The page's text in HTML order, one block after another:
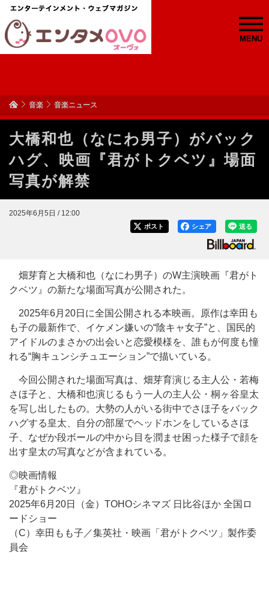
MENU
音楽 音楽ニュース
大橋和也（なにわ男子）がバック
ハグ、映画『君がトクベツ』場面
写真が解禁
2025年6月5日 / 12:00
送る
シェア
ポスト
畑芽育と大橋和也（なにわ男子）のW主演映画『君がト
クベツ』の新たな場面写真が公開された。
2025年6月20日に全国公開される本映画。原作は幸田も
も子の最新作で、イケメン嫌いの“陰キャ女子”と、国民的
アイドルのまさかの出会いと恋愛模様を、誰もが何度も憧
れる“胸キュンシチュエーション”で描いている。
今回公開された場面写真は、畑芽育演じる主人公・若梅
さほ子と、大橋和也演じるもう一人の主人公・桐ヶ谷皇太
を写し出したもの。大勢の人がいる街中でさほ子をバック
ハグする皇太、自分の部屋でヘッドホンをしているさほ
子、なぜか段ボールの中から目を潤ませ困った様子で顔を
出す皇太の写真などが含まれている。
◎映画情報
『君がトクベツ』
2025年6月20日（金）TOHOシネマズ 日比谷ほか 全国ロ
ードショー
（C）幸田もも子／集英社・映画「君がトクベツ」製作委
員会